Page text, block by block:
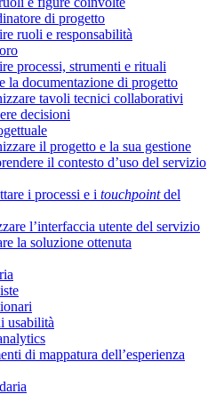
di progetto
ruoli e responsabilità
processi, strumenti e rituali
la documentazione di progetto
tavoli tecnici collaborativi
decisioni
il progetto e la sua gestione
il contesto d’uso del servizio
i processi e i touchpointdel
l’interfaccia utente del servizio
la soluzione ottenuta
usabilità
di mappatura dell’esperienza